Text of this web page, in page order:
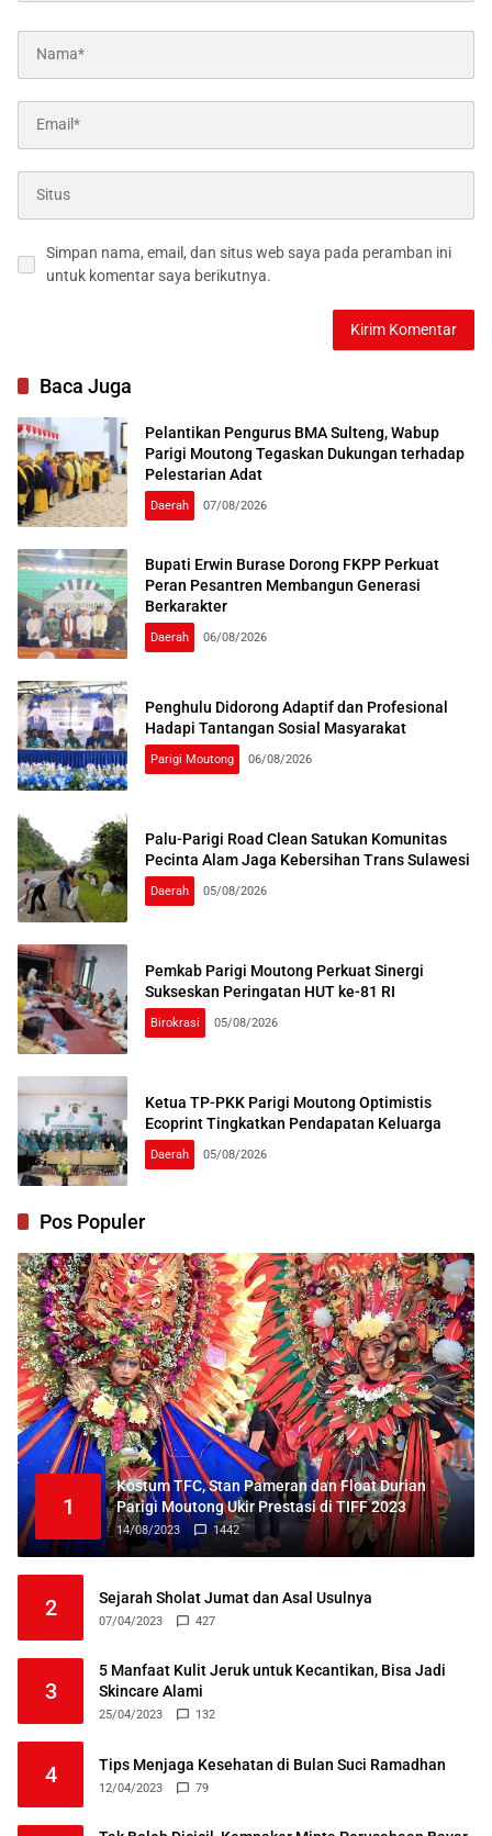
Simpan nama, email, dan situs web saya pada peramban ini
untuk komentar saya berikutnya.
Baca Juga
Pelantikan Pengurus BMA Sulteng, Wabup
Parigi Moutong Tegaskan Dukungan terhadap
Pelestarian Adat
Daerah 07/08/2026
Bupati Erwin Burase Dorong FKPP Perkuat
Peran Pesantren Membangun Generasi
Berkarakter
Daerah 06/08/2026
Penghulu Didorong Adaptif dan Profesional
Hadapi Tantangan Sosial Masyarakat
Parigi Moutong 06/08/2026
Palu-Parigi Road Clean Satukan Komunitas
Pecinta Alam Jaga Kebersihan Trans Sulawesi
Daerah 05/08/2026
Pemkab Parigi Moutong Perkuat Sinergi
Sukseskan Peringatan HUT ke-81 RI
Birokrasi 05/08/2026
Ketua TP-PKK Parigi Moutong Optimistis
Ecoprint Tingkatkan Pendapatan Keluarga
Daerah 05/08/2026
Pos Populer
1
Kostum TFC, Stan Pameran dan Float Durian
Parigi Moutong Ukir Prestasi di TIFF 2023
14/08/2023 1442
2 Sejarah Sholat Jumat dan Asal Usulnya
07/04/2023 427
3
5 Manfaat Kulit Jeruk untuk Kecantikan, Bisa Jadi
Skincare Alami
25/04/2023 132
4 Tips Menjaga Kesehatan di Bulan Suci Ramadhan
12/04/2023 79